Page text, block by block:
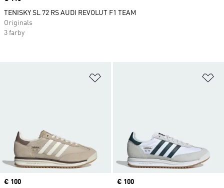
Pridať do zoznamu želaných
Price
€ 100
Price
€ 100
TENISKY SL 72 RS AUDI REVOLUT F1 TEAM
Originals
3 farby